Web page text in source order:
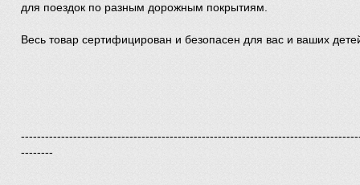
для поездок по разным дорожным покрытиям.
Весь товар сертифицирован и безопасен для вас и ваших
--------